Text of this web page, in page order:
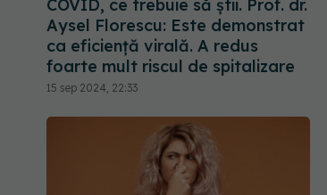
COVID, ce trebuie să știi. Prof. dr.
Aysel Florescu: Este demonstrat
ca eficiență virală. A redus
foarte mult riscul de spitalizare
15 sep 2024, 22:33